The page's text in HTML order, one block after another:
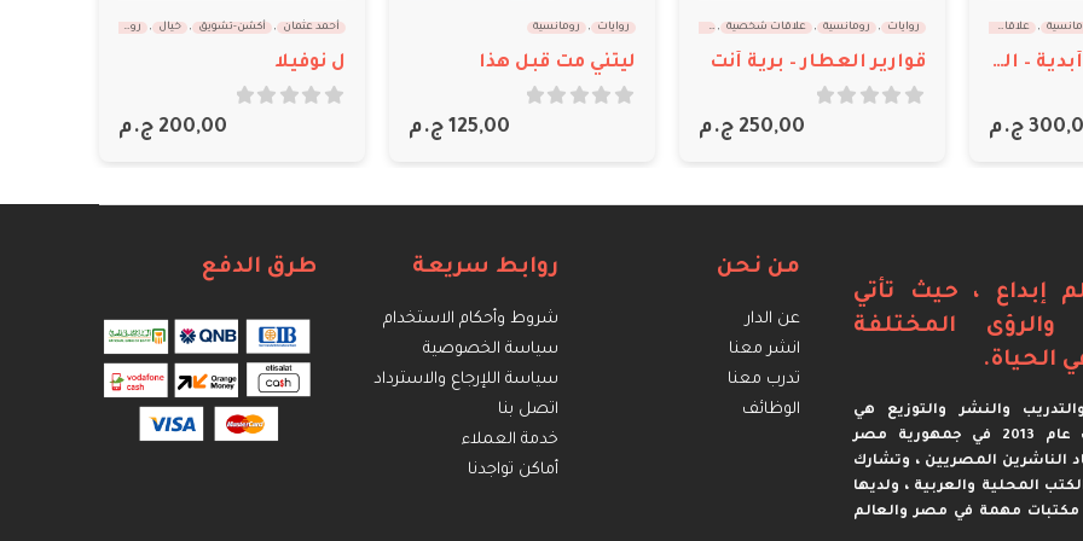
شخصية , كاردينيا الغوازي
برية أنت
ج.م
روايات , رومانسية
ليتني مت قبل هذا
125,00 ج.م
أحمد عثمان , أكشن-تشويق
ل نوفيلا
200,00 ج.م
تميمة نبيل , روايات , رومانسية , علاقات شخصية
300,00 ج.م
إبداع ، حيث تأتي
والرؤى المختلفة
الحياة.
والنشر والتوزيع هي
مؤسسة مصرية تأسست عام 2013 في جمهورية مصر
الناشرين المصريين ، وتشارك
الكتب المحلية والعربية ، ولديها
مهمة في مصر والعالم
من نحن
عن الدار
انشر معنا
تدرب معنا
الوظائف
روابط سريعة
شروط وأحكام الاستخدام
سياسة الخصوصية
سياسة اللإرجاع والاسترداد
اتصل بنا
خدمة العملاء
أماكن تواجدنا
طرق الدفع